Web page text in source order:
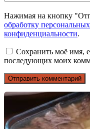
Нажимая на кнопку
обработку
конфиденциальности.
Сохранить моё имя,
последующих моих